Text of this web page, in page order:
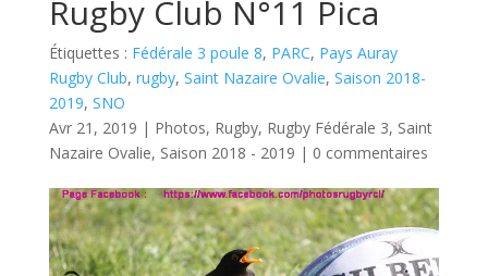
Rugby Club N°11 Pica
Étiquettes : Fédérale 3 poule 8, PARC, Pays Auray
Rugby Club, rugby, Saint Nazaire Ovalie, Saison 2018-
2019, SNO
Avr 21, 2019 | Photos, Rugby, Rugby Fédérale 3, Saint
Nazaire Ovalie, Saison 2018 - 2019 | 0 commentaires